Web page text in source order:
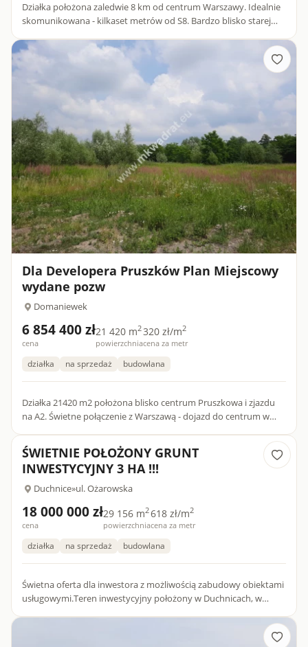
Działka położona zaledwie 8 km od centrum Warszawy. Idealnie
skomunikowana - kilkaset metrów od S8. Bardzo blisko starej
Dla Developera Pruszków Plan Miejscowy
wydane pozw
Domaniewek
6 854 400 zł
cena
21 420 m2
powierzchnia
320 zł/m2
cena za metr
działka na sprzedaż budowlana
Działka 21420 m2 położona blisko centrum Pruszkowa i zjazdu
na A2. Świetne połączenie z Warszawą - dojazd do centrum w
bud...
ŚWIETNIE POŁOŻONY GRUNT
INWESTYCYJNY 3 HA !!!
Duchnice»ul. Ożarowska
18 000 000 zł
cena
29 156 m2
powierzchnia
618 zł/m2
cena za metr
działka na sprzedaż budowlana
Świetna oferta dla inwestora z możliwością zabudowy obiektami
usługowymi.Teren inwestycyjny położony w Duchnicach, w